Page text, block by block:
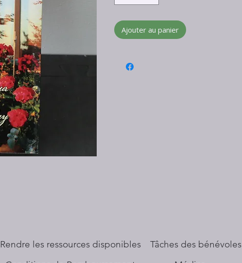
Ajouter au panier
​Rendre les ressources disponibles
Tâches des bénévoles